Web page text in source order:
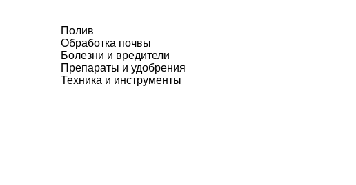
Полив
Обработка почвы
Болезни и вредители
Препараты и удобрения
Техника и инструменты